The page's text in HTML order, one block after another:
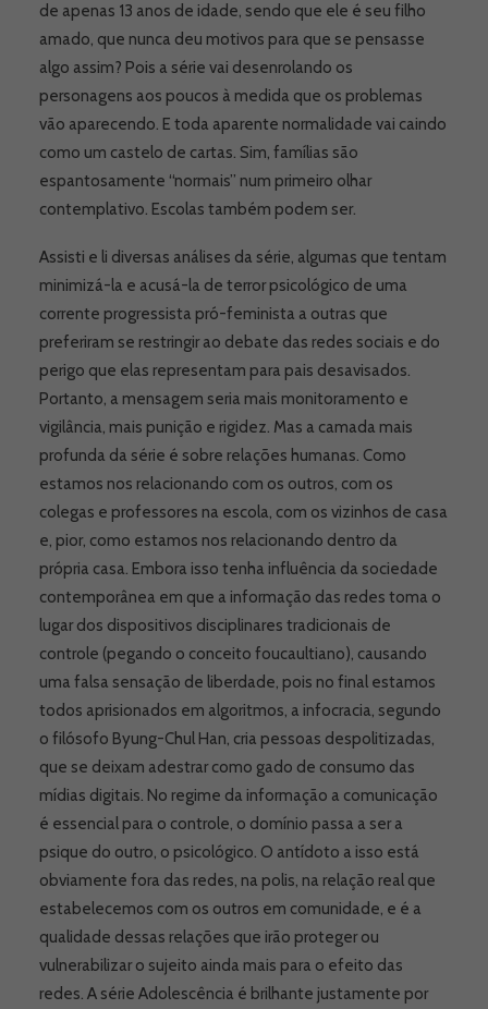
de apenas 13 anos de idade, sendo que ele é seu filho
amado, que nunca deu motivos para que se pensasse
algo assim? Pois a série vai desenrolando os
personagens aos poucos à medida que os problemas
vão aparecendo. E toda aparente normalidade vai caindo
como um castelo de cartas. Sim, famílias são
espantosamente “normais” num primeiro olhar
contemplativo. Escolas também podem ser.
Assisti e li diversas análises da série, algumas que tentam
minimizá-la e acusá-la de terror psicológico de uma
corrente progressista pró-feminista a outras que
preferiram se restringir ao debate das redes sociais e do
perigo que elas representam para pais desavisados.
Portanto, a mensagem seria mais monitoramento e
vigilância, mais punição e rigidez. Mas a camada mais
profunda da série é sobre relações humanas. Como
estamos nos relacionando com os outros, com os
colegas e professores na escola, com os vizinhos de casa
e, pior, como estamos nos relacionando dentro da
própria casa. Embora isso tenha influência da sociedade
contemporânea em que a informação das redes toma o
lugar dos dispositivos disciplinares tradicionais de
controle (pegando o conceito foucaultiano), causando
uma falsa sensação de liberdade, pois no final estamos
todos aprisionados em algoritmos, a infocracia, segundo
o filósofo Byung-Chul Han, cria pessoas despolitizadas,
que se deixam adestrar como gado de consumo das
mídias digitais. No regime da informação a comunicação
é essencial para o controle, o domínio passa a ser a
psique do outro, o psicológico. O antídoto a isso está
obviamente fora das redes, na polis, na relação real que
estabelecemos com os outros em comunidade, e é a
qualidade dessas relações que irão proteger ou
vulnerabilizar o sujeito ainda mais para o efeito das
redes. A série Adolescência é brilhante justamente por